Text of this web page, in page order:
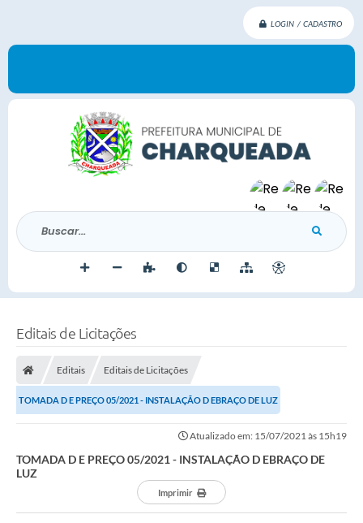
LOGIN / CADASTRO
Buscar...
Editais de Licitações
Editais Editais de Licitações
TOMADA D E PREÇO 05/2021 - INSTALAÇÃO D EBRAÇO DE LUZ
Atualizado em: 15/07/2021 às 15h19
TOMADA D E PREÇO 05/2021 - INSTALAÇÃO D EBRAÇO DE
LUZ
Imprimir